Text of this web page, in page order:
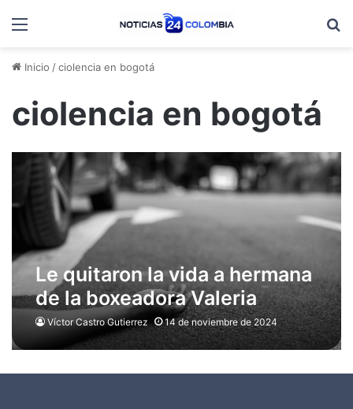
Menú
Inicio /ciolencia en bogotá
ciolencia en bogotá
Le quitaron la vida a hermana
de la boxeadora Valeria
Arboleda
Víctor Castro Gutierrez 14 de noviembre de 2024